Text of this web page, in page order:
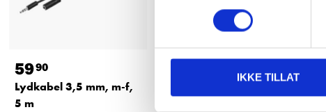
IKKE TILLAT
5990
Lydkabel 3,5 mm, m-f,
5 m